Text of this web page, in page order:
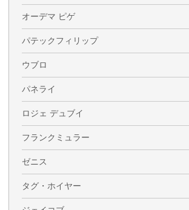
オーデマ ピゲ
パテックフィリップ
ウブロ
パネライ
ロジェ デュブイ
フランクミュラー
ゼニス
タグ・ホイヤー